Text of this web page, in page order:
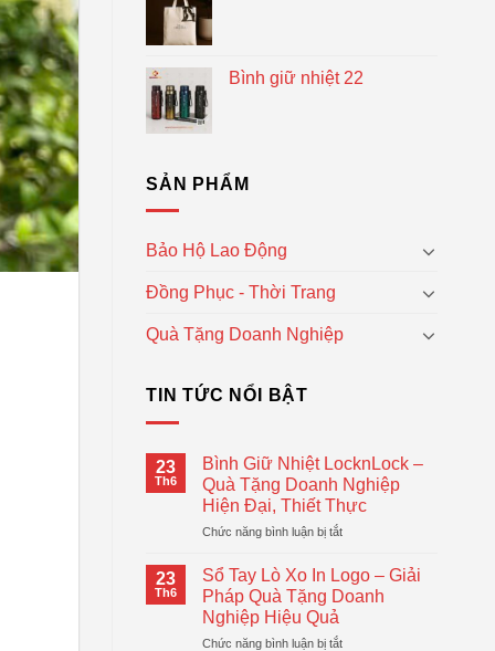
Bình giữ nhiệt 22
SẢN PHẨM
Bảo Hộ Lao Động
Đồng Phục - Thời Trang
Quà Tặng Doanh Nghiệp
TIN TỨC NỔI BẬT
23
Th6
Bình Giữ Nhiệt LocknLock –
Quà Tặng Doanh Nghiệp
Hiện Đại, Thiết Thực
Chức năng bình luận bị tắtở
Nhiệt
LocknLock
Quà
23
Th6
Sổ Tay Lò Xo In Logo – Giải
Pháp Quà Tặng Doanh
Nghiệp Hiệu Quả
Chức năng bình luận bị tắtở